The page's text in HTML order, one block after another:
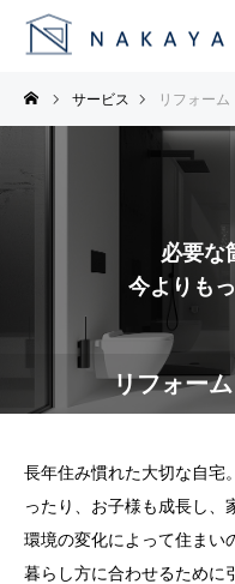
サービス リフォー
リフォー
必要な
今よりも
長年住み慣れた大切な自宅
ったり、お子様も成長し、
環境の変化によって住まい
暮らし方に合わせるために